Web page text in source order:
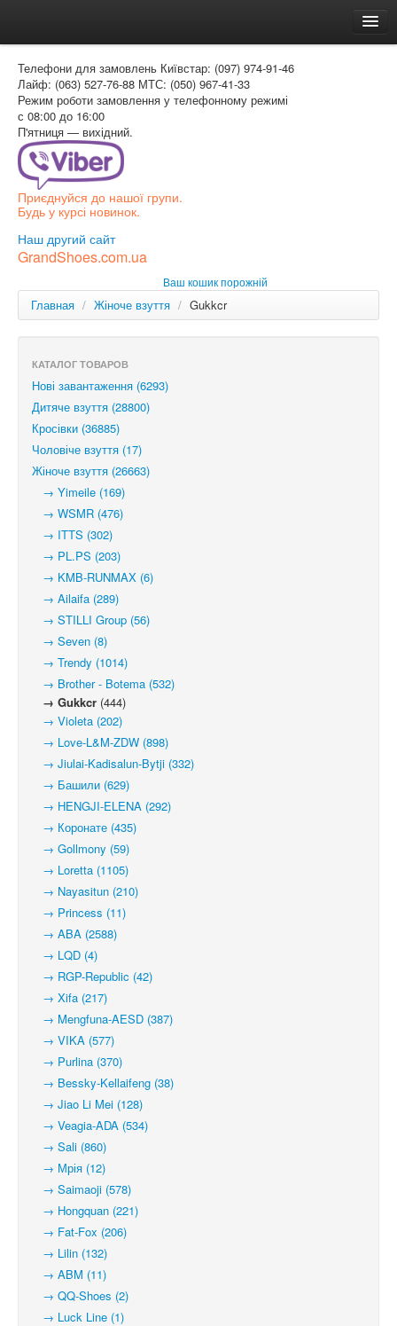
Доставка и оплата
Как заказать
Контакти
Таблиця розмірів
Вхід для покупця
РОС
Телефони для замовлень Київстар: (097) 974-91-46
Лайф: (063) 527-76-88 МТС: (050) 967-41-33
Режим роботи замовлення у телефонному режимі
с 08:00 до 16:00
П'ятниця — вихідний.
Приєднуйся до нашої групи.
Будь у курсі новинок.
Наш другий сайт
GrandShoes.com.ua
Ваш кошик порожній
Главная / Жіноче взуття / Gukkcr
КАТАЛОГ ТОВАРОВ
Нові завантаження (6293)
Дитяче взуття (28800)
Кросівки (36885)
Чоловіче взуття (17)
Жіноче взуття (26663)
→ Yimeile (169)
→ WSMR (476)
→ ITTS (302)
→ PL.PS (203)
→ KMB-RUNMAX (6)
→ Ailaifa (289)
→ STILLI Group (56)
→ Seven (8)
→ Trendy (1014)
→ Brother - Botema (532)
→ Gukkcr (444)
→ Violeta (202)
→ Love-L&M-ZDW (898)
→ Jiulai-Kadisalun-Bytji (332)
→ Башили (629)
→ HENGJI-ELENA (292)
→ Коронате (435)
→ Gollmony (59)
→ Loretta (1105)
→ Nayasitun (210)
→ Princess (11)
→ ABA (2588)
→ LQD (4)
→ RGP-Republic (42)
→ Xifa (217)
→ Mengfuna-AESD (387)
→ VIKA (577)
→ Purlina (370)
→ Bessky-Kellaifeng (38)
→ Jiao Li Mei (128)
→ Veagia-ADA (534)
→ Sali (860)
→ Мрія (12)
→ Saimaoji (578)
→ Hongquan (221)
→ Fat-Fox (206)
→ Lilin (132)
→ ABM (11)
→ QQ-Shoes (2)
→ Luck Line (1)